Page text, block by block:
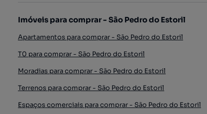
Imóveis para comprar - São Pedro do Estoril
Apartamentos para comprar - São Pedro do Estoril
T0 para comprar - São Pedro do Estoril
Moradias para comprar - São Pedro do Estoril
Terrenos para comprar - São Pedro do Estoril
Espaços comerciais para comprar - São Pedro do Estoril